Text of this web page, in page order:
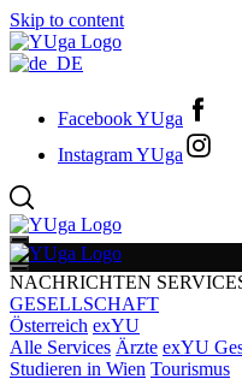
Skip to content
Facebook YUga
Instagram YUga
NACHRICHTEN
GESELLSCHAFT
Österreich exYU
Alle Services Ärzte exYU
Studieren in Wien Tourismus